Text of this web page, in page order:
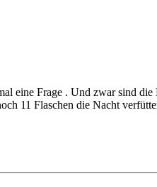
eine Frage . Und zwar sind die
11 Flaschen die Nacht